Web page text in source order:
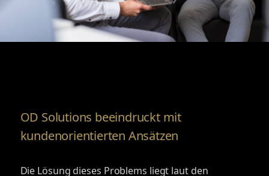
OD Solutions beeindruckt mit
kundenorientierten Ansätzen
Die Lösung dieses Problems liegt laut den